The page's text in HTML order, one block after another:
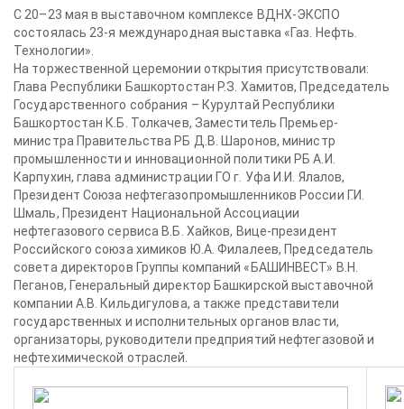
С 20–23 мая в выставочном комплексе ВДНХ-ЭКСПО
состоялась 23-я международная выставка «Газ. Нефть.
Технологии».
На торжественной церемонии открытия присутствовали:
Глава Республики Башкортостан Р.З. Хамитов, Председатель
Государственного собрания – Курултай Республики
Башкортостан К.Б. Толкачев, Заместитель Премьер-
министра Правительства РБ Д.В. Шаронов, министр
промышленности и инновационной политики РБ А.И.
Карпухин, глава администрации ГО г. Уфа И.И. Ялалов,
Президент Союза нефтегазопромышленников России Г.И.
Шмаль, Президент Национальной Ассоциации
нефтегазового сервиса В.Б. Хайков, Вице-президент
Российского союза химиков Ю.А. Филалеев, Председатель
совета директоров Группы компаний «БАШИНВЕСТ» В.Н.
Пеганов, Генеральный директор Башкирской выставочной
компании А.В. Кильдигулова, а также представители
государственных и исполнительных органов власти,
организаторы, руководители предприятий нефтегазовой и
нефтехимической отраслей.